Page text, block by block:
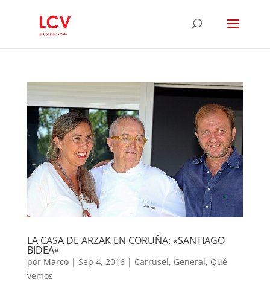
LA CASA DE ARZAK EN CORUÑA: «SANTIAGO
BIDEA»
por Marco| Sep 4, 2016| Carrusel, General, Qué
vemos